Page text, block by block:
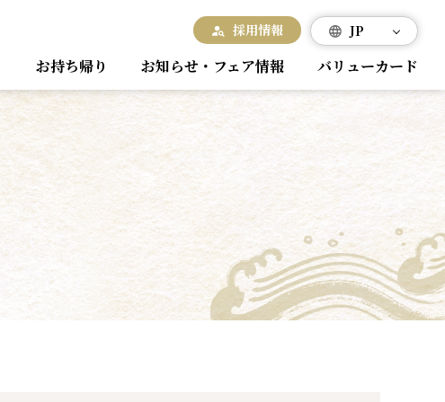
お持ち帰り お知らせ・フェア情報 バリューカード
JP
採用情報